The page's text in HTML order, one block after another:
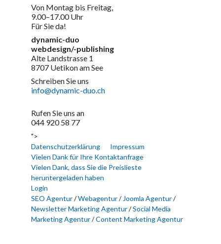
Von Montag bis Freitag,
9.00–17.00 Uhr
Für Sie da!
dynamic-duo
webdesign/-publishing
Alte Landstrasse 1
8707 Uetikon am See
Schreiben Sie uns
info@dynamic-duo.ch
Rufen Sie uns an
044 920 58 77
">
Datenschutzerklärung
Impressum
Vielen Dank für Ihre Kontaktanfrage
Vielen Dank, dass Sie die Preislieste
heruntergeladen haben
Login
SEO Agentur/Webagentur/Joomla Agentur/
Newsletter Marketing Agentur/Social Media
Marketing Agentur/Content Marketing Agentur